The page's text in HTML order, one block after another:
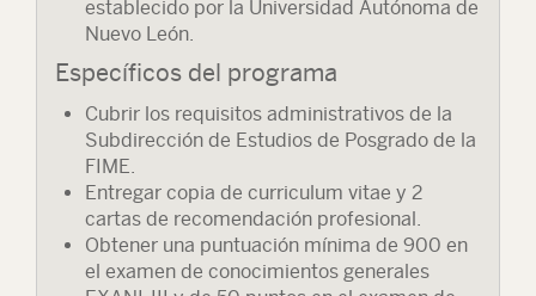
establecido por la Universidad Autónoma de
Nuevo León.
Específicos del programa
Cubrir los requisitos administrativos de la
Subdirección de Estudios de Posgrado de la
FIME.
Entregar copia de curriculum vitae y 2
cartas de recomendación profesional.
Obtener una puntuación mínima de 900 en
el examen de conocimientos generales